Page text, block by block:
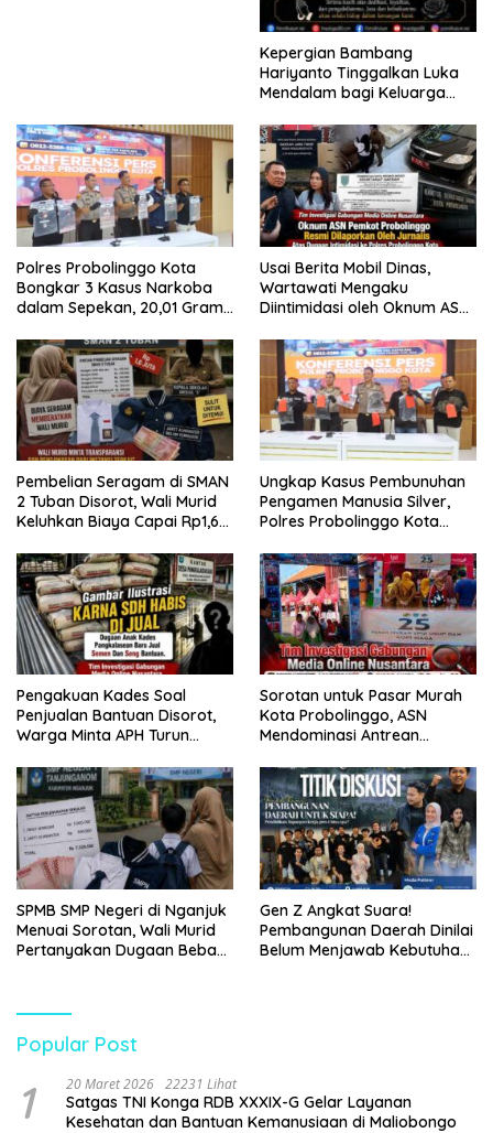
Kepergian Bambang
Hariyanto Tinggalkan Luka
Mendalam bagi Keluarga
Polres Probolinggo Kota
Bongkar 3 Kasus Narkoba
dalam Sepekan, 20,01 Gram
Usai Berita Mobil Dinas,
Wartawati Mengaku
Diintimidasi oleh Oknum ASN
Tempuh Jalur Hukum
Pembelian Seragam di SMAN
2 Tuban Disorot, Wali Murid
Keluhkan Biaya Capai Rp1,6
Ungkap Kasus Pembunuhan
Pengamen Manusia Silver,
Polres Probolinggo Kota
Pengakuan Kades Soal
Penjualan Bantuan Disorot,
Warga Minta APH Turun
Sorotan untuk Pasar Murah
Kota Probolinggo, ASN
Mendominasi Antrean
SPMB SMP Negeri di Nganjuk
Menuai Sorotan, Wali Murid
Pertanyakan Dugaan Beban
Pendidikan
Gen Z Angkat Suara!
Pembangunan Daerah Dinilai
Belum Menjawab Kebutuhan
Popular Post
1 20 Maret 2026 22231 Lihat
Satgas TNI Konga RDB XXXIX-G Gelar Layanan
Kesehatan dan Bantuan Kemanusiaan di Maliobongo